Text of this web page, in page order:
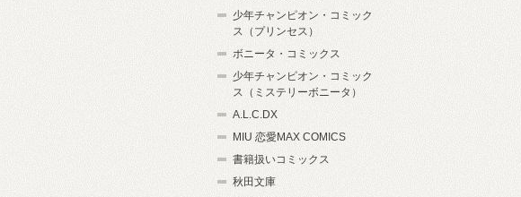
少年チャンピオン・コミック
ス（プリンセス）
ボニータ・コミックス
少年チャンピオン・コミック
ス（ミステリーボニータ）
A.L.C.DX
MIU 恋愛MAX COMICS
書籍扱いコミックス
秋田文庫